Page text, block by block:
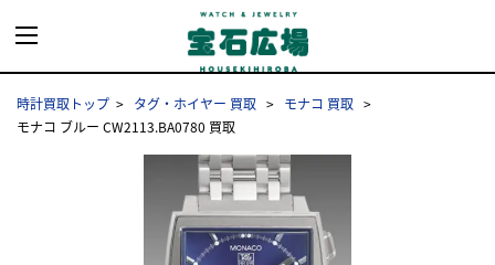
時計買取トップ タグ・ホイヤー 買取
モナコ 買取
モナコ ブルー CW2113.BA0780 買取